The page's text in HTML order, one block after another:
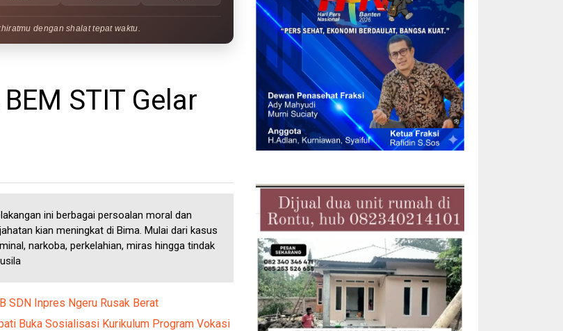
dengan shalat tepat waktu.
STIT Gelar
ini berbagai persoalan moral dan
kian meningkat di Bima. Mulai dari kasus
narkoba, perkelahian, miras hingga tindak
SDN Inpres Ngeru Rusak Berat
Buka Sosialisasi Kurikulum Program Vokasi